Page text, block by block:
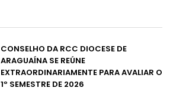
CONSELHO DA RCC DIOCESE DE
ARAGUAÍNA SE REÚNE
EXTRAORDINARIAMENTE PARA AVALIAR O
1º SEMESTRE DE 2026